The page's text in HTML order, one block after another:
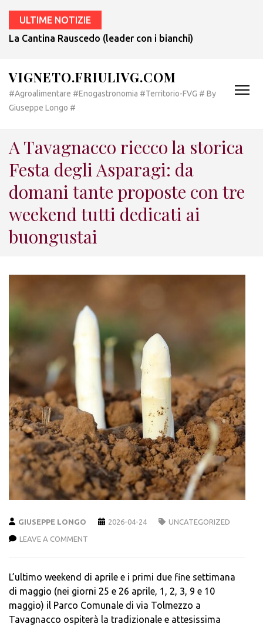
ULTIME NOTIZIE
La Cantina Rauscedo (leader con i bianchi) compie 75
VIGNETO.FRIULIVG.COM
#Agroalimentare #Enogastronomia #Territorio-FVG # By
Giuseppe Longo #
A Tavagnacco riecco la storica
Festa degli Asparagi: da
domani tante proposte con tre
weekend tutti dedicati ai
buongustai
GIUSEPPE LONGO 2026-04-24 UNCATEGORIZED
LEAVE A COMMENT
L’ultimo weekend di aprile e i primi due fine settimana
di maggio (nei giorni 25 e 26 aprile, 1, 2, 3, 9 e 10
maggio) il Parco Comunale di via Tolmezzo a
Tavagnacco ospiterà la tradizionale e attesissima